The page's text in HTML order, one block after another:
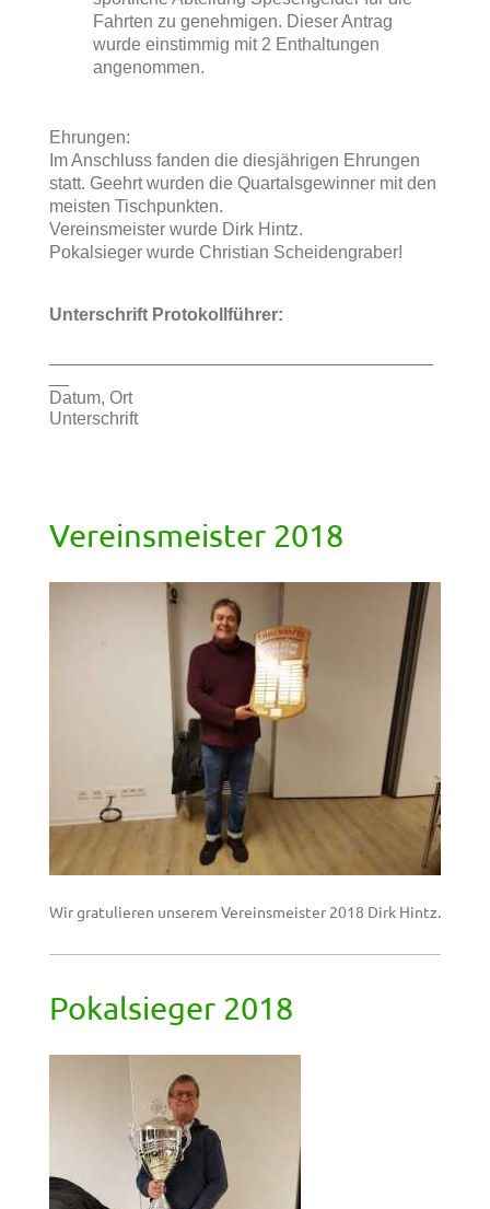
Fahrten zu genehmigen. Dieser Antrag
wurde einstimmig mit 2 Enthaltungen
angenommen.
Ehrungen:
Im Anschluss fanden die diesjährigen Ehrungen
statt. Geehrt wurden die Quartalsgewinner mit den
meisten Tischpunkten.
Vereinsmeister wurde Dirk Hintz.
Pokalsieger wurde Christian Scheidengraber!
Unterschrift Protokollführer:
Datum, Ort
Unterschrift
Vereinsmeister 2018
Wir gratulieren unserem Vereinsmeister 2018 Dirk Hintz.
Pokalsieger 2018